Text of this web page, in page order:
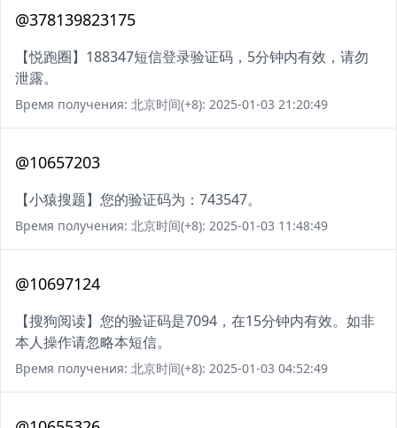
@378139823175
【悦跑圈】188347短信登录验证码，5分钟内有效，请勿
泄露。
Время получения: 北京时间(+8): 2025-01-03 21:20:49
@10657203
【小猿搜题】您的验证码为：743547。
Время получения: 北京时间(+8): 2025-01-03 11:48:49
@10697124
【搜狗阅读】您的验证码是7094，在15分钟内有效。如非
本人操作请忽略本短信。
Время получения: 北京时间(+8): 2025-01-03 04:52:49